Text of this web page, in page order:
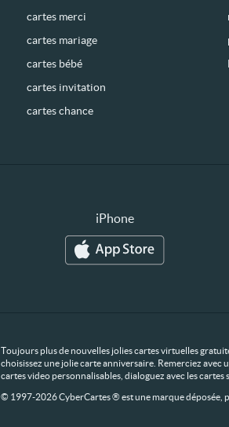
cartes merci
cartes mariage
cartes bébé
cartes invitation
cartes chance
iPhone
Toujours plus de nouvelles jolies cartes virtuelles
choisissez une jolie carte anniversaire. Remerciez
cartes video personnalisables, dialoguez avec les
© 1997-2026 CyberCartes ® est une marque déposée,